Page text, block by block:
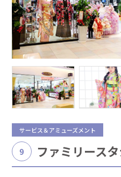
サービス＆アミューズメント
9 ファミリース